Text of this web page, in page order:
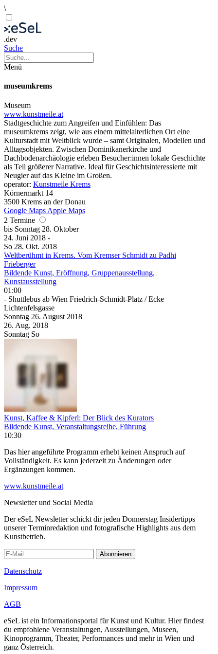
\
.dev
Suche
Menü
museumkrems
Museum
www.kunstmeile.at
Stadtgeschichte zum Angreifen und Einfühlen: Das
museumkrems zeigt, wie aus einem mittelalterlichen Ort eine
Kulturstadt mit Weltblick wurde – samt Originalen, Modellen und
Alltagsobjekten. Zwischen Dominikanerkirche und
Dachbodenarchäologie erleben Besucher:innen lokale Geschichte
als Teil größerer Narrative. Ideal für Geschichtsinteressierte mit
Neugier auf das Kleine im Großen.
operator: Kunstmeile Krems
Körnermarkt 14
3500 Krems an der Donau
Google Maps Apple Maps
2 Termine
bis Sonntag 28. Oktober
24. Juni 2018 -
So 28. Okt. 2018
Weltberühmt in Krems. Vom Kremser Schmidt zu Padhi
Frieberger
Bildende Kunst, Eröffnung, Gruppenausstellung,
Kunstausstellung
01:00
- Shuttlebus ab Wien Friedrich-Schmidt-Platz / Ecke
Lichtenfelsgasse
Sonntag 26. August 2018
26. Aug. 2018
Sonntag So
Kunst, Kaffee & Kipferl: Der Blick des Kurators
Bildende Kunst, Veranstaltungsreihe, Führung
10:30
Das hier angeführte Programm erhebt keinen Anspruch auf
Vollständigkeit. Es kann jederzeit zu Änderungen oder
Ergänzungen kommen.
www.kunstmeile.at
Newsletter und Social Media
Der eSeL Newsletter schickt dir jeden Donnerstag Insidertipps
unserer Terminredaktion und fotografische Highlights aus dem
Kunstbetrieb.
Abonnieren
Datenschutz
Impressum
AGB
eSeL ist ein Informationsportal für Kunst und Kultur. Hier findest
du empfohlene Veranstaltungen, Ausstellungen, Museen,
Kinoprogramm, Theater, Performances und mehr in Wien und
ganz Österreich.